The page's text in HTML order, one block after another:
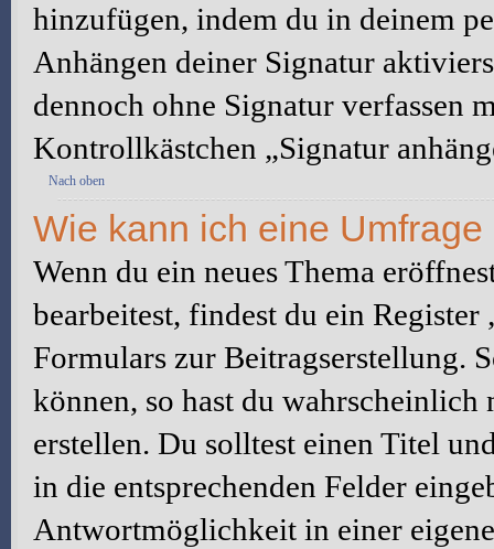
hinzufügen, indem du in deinem
Anhängen deiner Signatur
dennoch ohne Signatur verfassen
Kontrollkästchen „Signatur
Nach oben
Wie kann ich eine
Wenn du ein neues Thema
bearbeitest, findest du ein
Formulars zur Beitragserstellung.
können, so hast du
erstellen. Du solltest einen Titel
in die entsprechenden Felder
Antwortmöglichkeit in einer